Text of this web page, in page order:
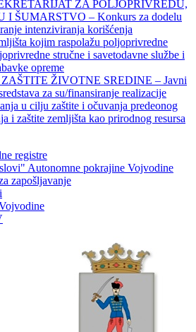
ZA POLJOPRIVREDU,
I ŠUMARSTVO – Konkurs za dodelu
intenziviranja korišćenja
kojim raspolažu poljoprivredne
stručne i savetodavne službe i
opreme
ŽIVOTNE SREDINE – Javni
za su/finansiranje realizacije
u cilju zaštite i očuvanja predeonog
i zaštite zemljišta kao prirodnog resursa
registre
Autonomne pokrajine Vojvodine
zapošljavanje